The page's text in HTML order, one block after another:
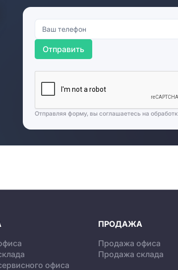
Отправить
Отправляя форму, вы соглашаетесь на
офиса
ПРОДАЖА
Продажа офиса
Продажа склада